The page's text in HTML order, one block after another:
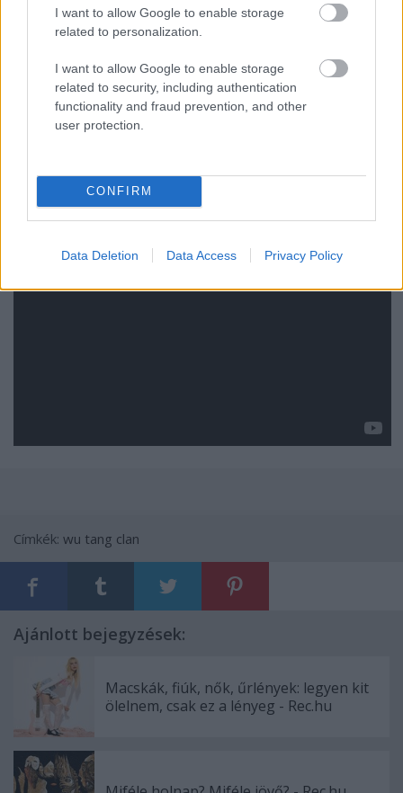
I want to allow Google to enable storage
related to personalization.
I want to allow Google to enable storage
related to security, including authentication
functionality and fraud prevention, and other
user protection.
CONFIRM
Data Deletion Data Access Privacy Policy
Wu-Tang cucc, a beszédes címűFamily Reunion, a
producer itt maga RZA volt, a rapeken
Címkék: wu tang clan
Ajánlott bejegyzések:
Macskák, fiúk, nők, űrlények: legyen kit
ölelnem, csak ez a lényeg - Rec.hu